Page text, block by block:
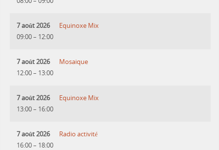
7 août 2026
09:00– 12:00
Equinoxe Mix
7 août 2026
12:00– 13:00
Mosaique
7 août 2026
13:00– 16:00
Equinoxe Mix
7 août 2026
16:00– 18:00
Radio activité